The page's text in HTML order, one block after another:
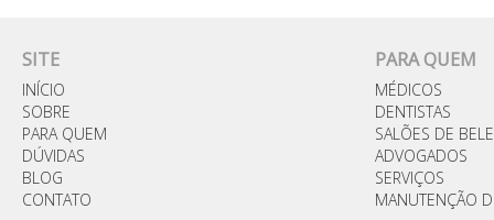
SITE
INÍCIO
SOBRE
PARA QUEM
DÚVIDAS
BLOG
CONTATO
PARA QUEM
MÉDICOS
DENTISTAS
SALÕES DE
ADVOGADOS
SERVIÇOS
MANUTENÇÃO